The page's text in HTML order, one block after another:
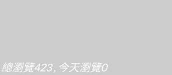
總瀏覽423 , 今天瀏覽0